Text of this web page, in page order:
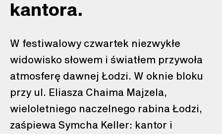
kantora.
W festiwalowy czwartek niezwykłe
widowisko słowem i światłem przywoła
atmosferę dawnej Łodzi. W oknie bloku
przy ul. Eliasza Chaima Majzela,
wieloletniego naczelnego rabina Łodzi,
zaśpiewa Symcha Keller: kantor i